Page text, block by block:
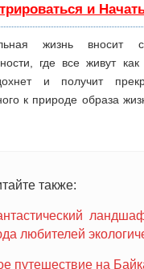
и
жизнь
где все живут
и получит
к природе образа
также:
любителей
путешествие на